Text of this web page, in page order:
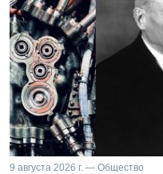
9 августа 2026 г. — Общество